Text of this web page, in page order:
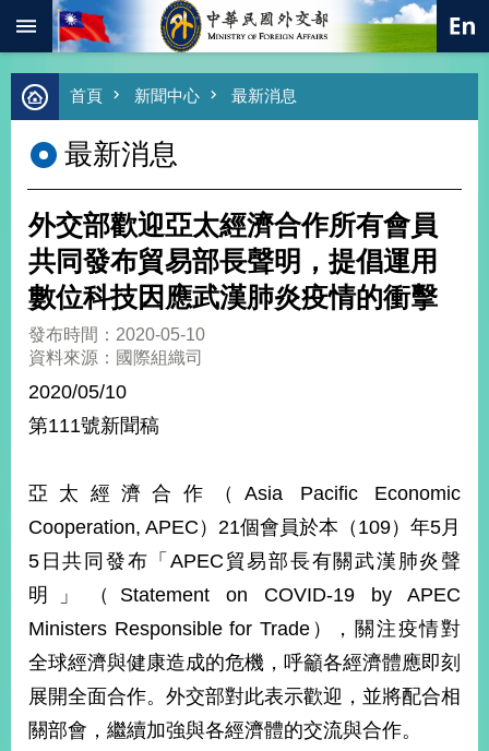
跳到主要內容區塊
進
階
尋
熱
總
合
外
交
值
經
濟
不
落
國
海
和
平
護
首頁 新聞中心 最新消息
最新消息
外交部歡迎亞太經濟合作所有會員
共同發布貿易部長聲明，提倡運用
數位科技因應武漢肺炎疫情的衝擊
發布時間：2020-05-10
資料來源：國際組織司
2020/05/10
第111號新聞稿
亞太經濟合作（Asia Pacific Economic
Cooperation, APEC）21個會員於本（109）年5月
5日共同發布「APEC貿易部長有關武漢肺炎聲
明」（Statement on COVID-19 by APEC
Ministers Responsible for Trade），關注疫情對
全球經濟與健康造成的危機，呼籲各經濟體應即刻
展開全面合作。外交部對此表示歡迎，並將配合相
關部會，繼續加強與各經濟體的交流與合作。